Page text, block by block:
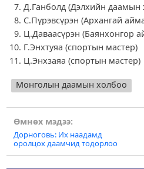
Д.Ганболд (Дэлхийн даамын
С.Пүрэвсүрэн (Архангай
Ц.Даваасүрэн (Баянхонгор
Г.Энхтуяа (спортын мастер)
Ц.Энхзаяа (спортын мастер)
Монголын даамын холбоо
Post
navigation
Өмнөх мэдээ:
Дорноговь: Их наадамд
оролцох даамчид тодорлоо